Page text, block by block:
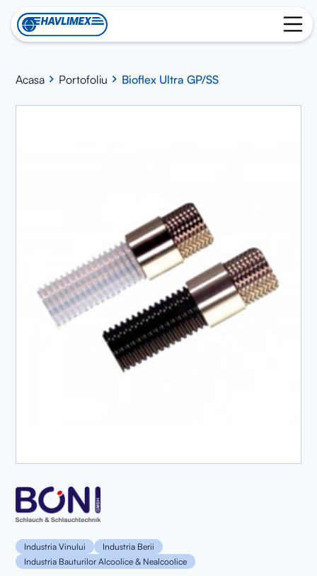
Acasa Portofoliu Bioflex Ultra GP/SS
Industria Vinului
Industria Berii
Industria Bauturilor Alcoolice & Nealcoolice